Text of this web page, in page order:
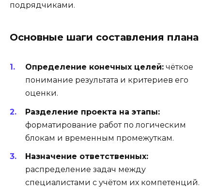
подрядчиками.
Основные шаги составления плана
Определение конечных целей: чёткое
понимание результата и критериев его
оценки.
Разделение проекта на этапы:
форматирование работ по логическим
блокам и временным промежуткам.
Назначение ответственных:
распределение задач между
специалистами с учётом их компетенций.